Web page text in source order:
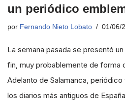
un periódico
por Fernando Nieto Lobato 01/06/
La semana pasada se presentó
fin, muy probablemente de forma
Adelanto de Salamanca,
los diarios más antiguos de